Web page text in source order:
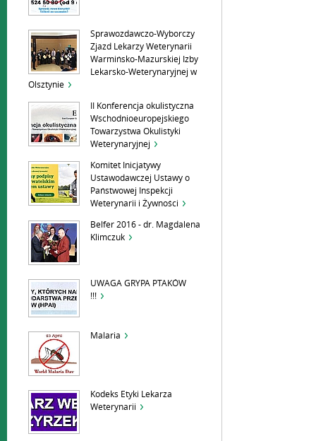
Sprawozdawczo-Wyborczy
Zjazd Lekarzy Weterynarii
Warmińsko-Mazurskiej Izby
Lekarsko-Weterynaryjnej w
Olsztynie
II Konferencja okulistyczna
Wschodnioeuropejskiego
Towarzystwa Okulistyki
Weterynaryjnej
Komitet Inicjatywy
Ustawodawczej Ustawy o
Państwowej Inspekcji
Weterynarii i Żywności
Belfer 2016 - dr. Magdalena
Klimczuk
UWAGA GRYPA PTAKÓW
!!!
Malaria
Kodeks Etyki Lekarza
Weterynarii